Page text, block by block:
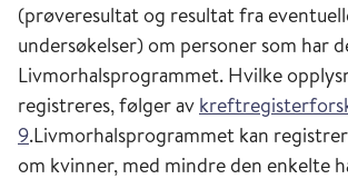
(prøveresultat og resultat fra
undersøkelser) om personer som har
Livmorhalsprogrammet. Hvilke
registreres, følger av
9.Livmorhalsprogrammet kan
om kvinner, med mindre den enkelte